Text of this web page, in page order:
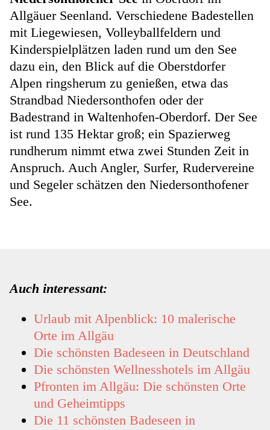
Allgäuer Seenland. Verschiedene Badestellen
mit Liegewiesen, Volleyballfeldern und
Kinderspielplätzen laden rund um den See
dazu ein, den Blick auf die Oberstdorfer
Alpen ringsherum zu genießen, etwa das
Strandbad Niedersonthofen oder der
Badestrand in Waltenhofen-Oberdorf. Der See
ist rund 135 Hektar groß; ein Spazierweg
rundherum nimmt etwa zwei Stunden Zeit in
Anspruch. Auch Angler, Surfer, Rudervereine
und Segeler schätzen den Niedersonthofener
See.
Auch interessant:
Urlaub mit Alpenblick: 10 malerische
Orte im Allgäu
Die schönsten Badeseen in Deutschland
Die schönsten Wellnesshotels im Allgäu
Pfronten im Allgäu: Die schönsten Orte
und Geheimtipps
Die 11 schönsten Badeseen in